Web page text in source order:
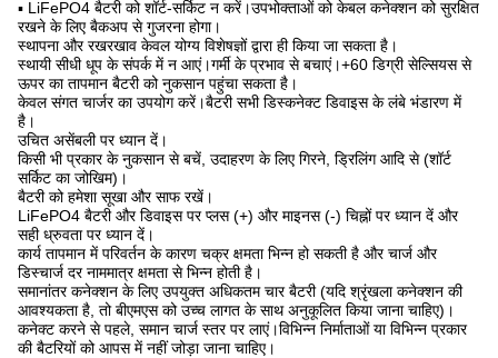
▪ LiFePO4 बैटरी को शॉर्ट-सर्किट न करें।उपभोक्ताओं को केबल कनेक्शन को सुरक्षित
रखने के लिए बैकअप से गुजरना होगा।
स्थापना और रखरखाव केवल योग्य विशेषज्ञों द्वारा ही किया जा सकता है।
स्थायी सीधी धूप के संपर्क में न आएं।गर्मी के प्रभाव से बचाएं।+60 डिग्री सेल्सियस से
ऊपर का तापमान बैटरी को नुकसान पहुंचा सकता है।
केवल संगत चार्जर का उपयोग करें।बैटरी सभी डिस्कनेक्ट डिवाइस के लंबे भंडारण में
है।
उचित असेंबली पर ध्यान दें।
किसी भी प्रकार के नुकसान से बचें, उदाहरण के लिए गिरने, ड्रिलिंग आदि से (शॉर्ट
सर्किट का जोखिम)।
बैटरी को हमेशा सूखा और साफ रखें।
LiFePO4 बैटरी और डिवाइस पर प्लस (+) और माइनस (-) चिह्नों पर ध्यान दें और
सही ध्रुवता पर ध्यान दें।
कार्य तापमान में परिवर्तन के कारण चक्र क्षमता भिन्न हो सकती है और चार्ज और
डिस्चार्ज दर नाममात्र क्षमता से भिन्न होती है।
समानांतर कनेक्शन के लिए उपयुक्त अधिकतम चार बैटरी (यदि श्रृंखला कनेक्शन की
आवश्यकता है, तो बीएमएस को उच्च लागत के साथ अनुकूलित किया जाना चाहिए)।
कनेक्ट करने से पहले, समान चार्ज स्तर पर लाएं।विभिन्न निर्माताओं या विभिन्न प्रकार
की बैटरियों को आपस में नहीं जोड़ा जाना चाहिए।